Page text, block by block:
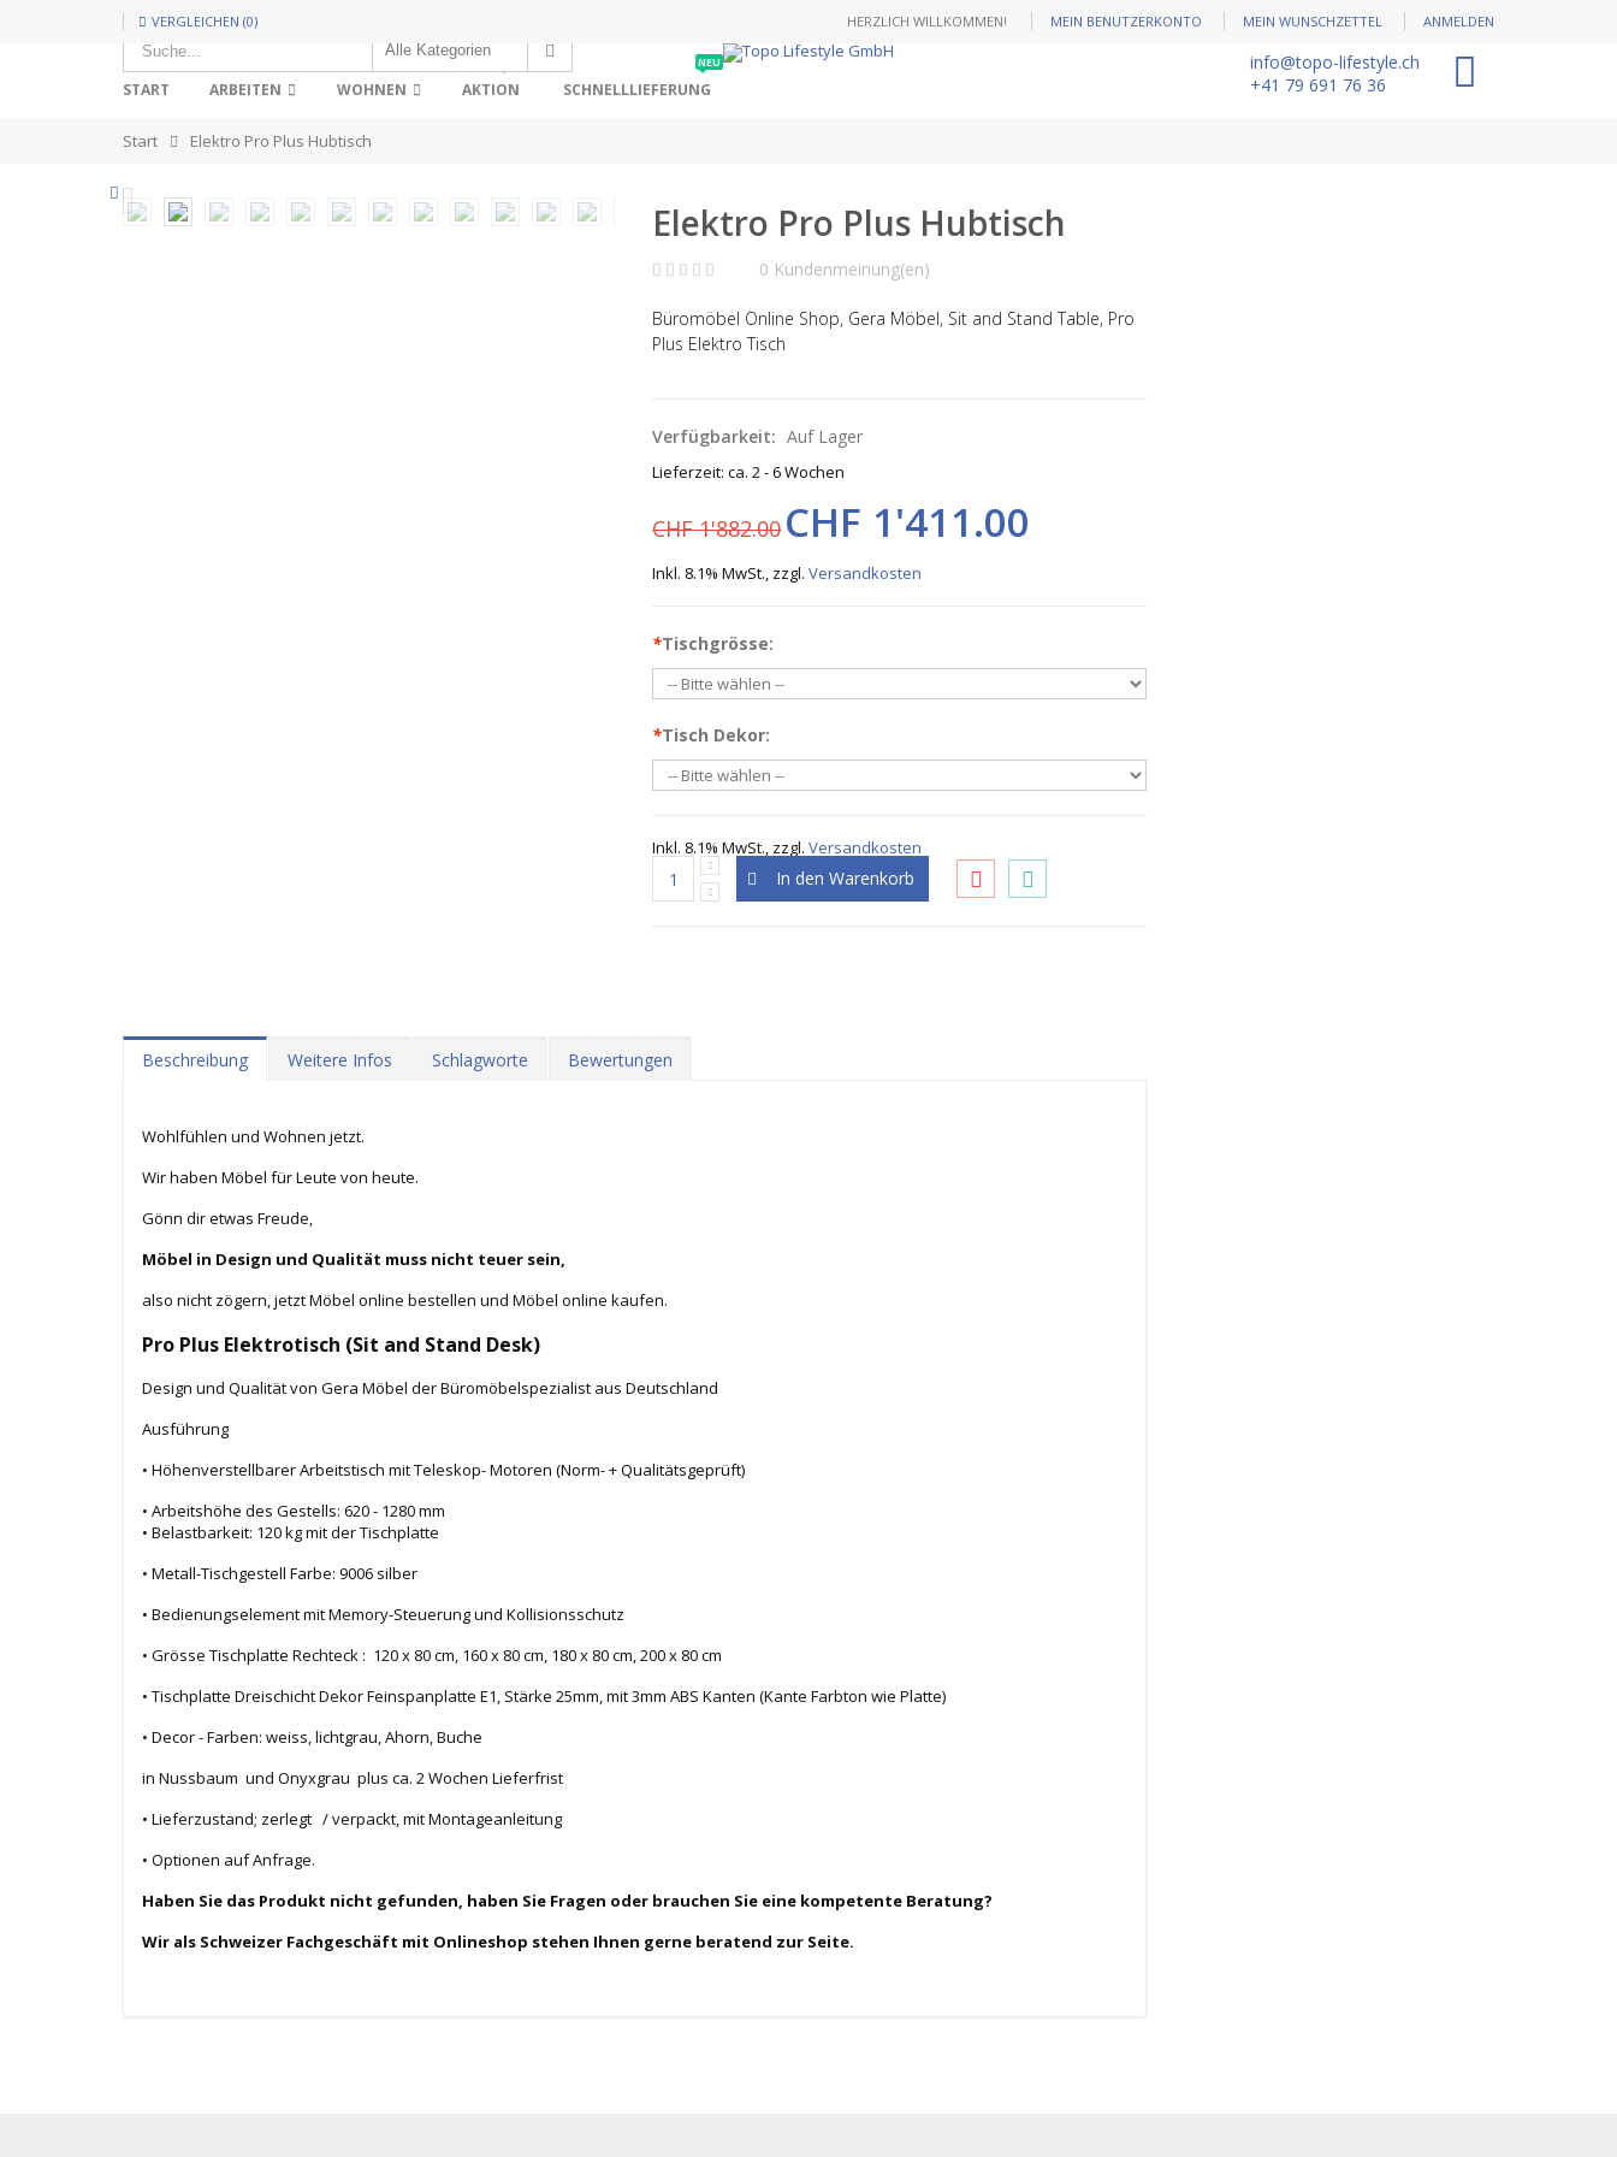
VERGLEICHEN (0) MEIN BENUTZERKONTO MEIN WUNSCHZETTEL ANMELDEN
HERZLICH WILLKOMMEN!
info@topo-lifestyle.ch
+41 79 691 76 36
START ARBEITEN WOHNEN AKTION SCHNELLLIEFERUNG
NEU
Start Elektro Pro Plus Hubtisch
Elektro Pro Plus Hubtisch
0 Kundenmeinung(en)
Büromöbel Online Shop, Gera Möbel, Sit and Stand Table, Pro
Plus Elektro Tisch
Verfügbarkeit: Auf Lager
Lieferzeit: ca. 2 - 6 Wochen
CHF 1'882.00CHF 1'411.00
Inkl. 8.1% MwSt., zzgl.Versandkosten
*Tischgrösse:
*Tisch Dekor:
Inkl. 8.1% MwSt., zzgl.Versandkosten
In den Warenkorb
Beschreibung Weitere Infos Schlagworte Bewertungen
Wohlfühlen und Wohnen jetzt.
Wir haben Möbel für Leute von heute.
Gönn dir etwas Freude,
Möbel in Design und Qualität muss nicht teuer sein,
also nicht zögern, jetzt Möbel online bestellen und Möbel online kaufen.
Pro Plus Elektrotisch (Sit and Stand Desk)
Design und Qualität von Gera Möbel der Büromöbelspezialist aus Deutschland
Ausführung
• Höhenverstellbarer Arbeitstisch mit Teleskop- Motoren (Norm- + Qualitätsgeprüft)
• Arbeitshöhe des Gestells: 620 - 1280 mm
• Belastbarkeit: 120 kg mit der Tischplatte
• Metall-Tischgestell Farbe: 9006 silber
• Bedienungselement mit Memory-Steuerung und Kollisionsschutz
• Grösse Tischplatte Rechteck : 120 x 80 cm, 160 x 80 cm, 180 x 80 cm, 200 x 80 cm
• Tischplatte Dreischicht Dekor Feinspanplatte E1, Stärke 25mm, mit 3mm ABS Kanten (Kante Farbton wie Platte)
• Decor - Farben: weiss, lichtgrau, Ahorn, Buche
in Nussbaum und Onyxgrau plus ca. 2 Wochen Lieferfrist
• Lieferzustand; zerlegt / verpackt, mit Montageanleitung
• Optionen auf Anfrage.
Haben Sie das Produkt nicht gefunden, haben Sie Fragen oder brauchen Sie eine kompetente Beratung?
Wir als Schweizer Fachgeschäft mit Onlineshop stehen Ihnen gerne beratend zur Seite.